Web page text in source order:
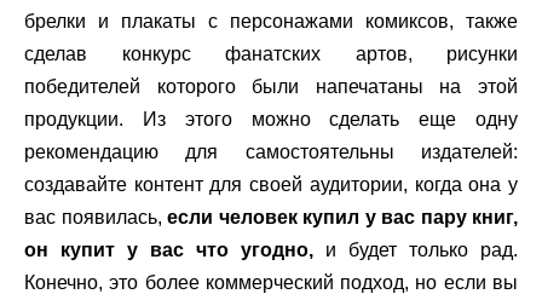
брелки и плакаты с персонажами комиксов, также
сделав конкурс фанатских артов, рисунки
победителей которого были напечатаны на этой
продукции. Из этого можно сделать еще одну
рекомендацию для самостоятельны издателей:
создавайте контент для своей аудитории, когда она у
вас появилась, если человек купил у вас пару книг,
он купит у вас что угодно, и будет только рад.
Конечно, это более коммерческий подход, но если вы